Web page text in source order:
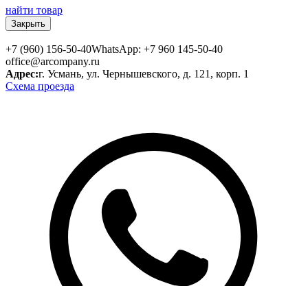
найти товар
Закрыть
+7 (960) 156-50-40WhatsApp: +7 960 145-50-40
office@arcompany.ru
Адрес:г. Усмань, ул. Чернышевского, д. 121, корп. 1
Схема проезда